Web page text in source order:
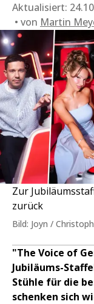
Aktualisiert:
von Martin
Zur
zurück
Bild: Joyn /
"The Voice of
Jubiläums-
Stühle für die
schenken sich